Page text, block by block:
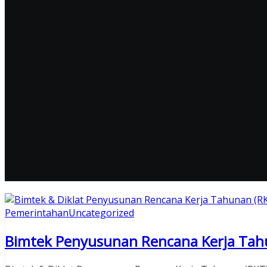
PemerintahanUncategorized
Bimtek Penyusunan Rencana Kerja